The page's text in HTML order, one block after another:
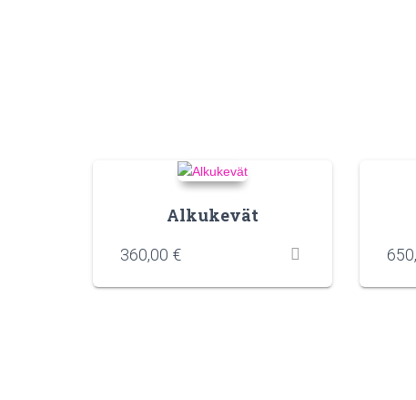
Alkukevät
360,00 €